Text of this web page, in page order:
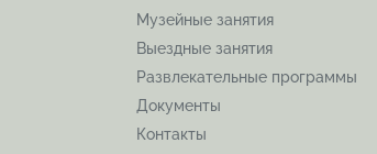
Музейные занятия
Выездные занятия
Развлекательные программы
Документы
Контакты